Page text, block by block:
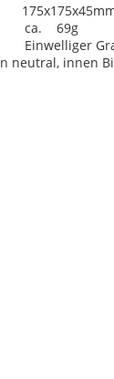
175x175x45mm
ca. 69g
neutral, innen